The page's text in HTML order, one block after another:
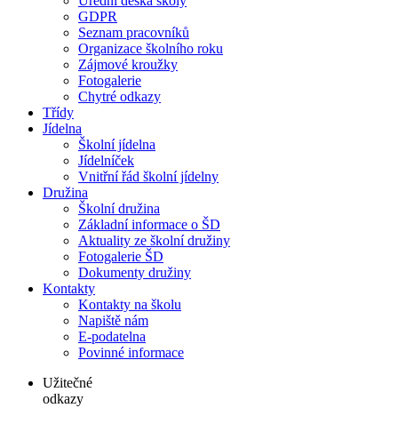
GDPR
Seznam pracovníků
Organizace školního roku
Zájmové kroužky
Fotogalerie
Chytré odkazy
Třídy
Jídelna
Školní jídelna
Jídelníček
Vnitřní řád školní jídelny
Družina
Školní družina
Základní informace o ŠD
Aktuality ze školní družiny
Fotogalerie ŠD
Dokumenty družiny
Kontakty
Kontakty na školu
Napiště nám
E-podatelna
Povinné informace
Užitečné
odkazy